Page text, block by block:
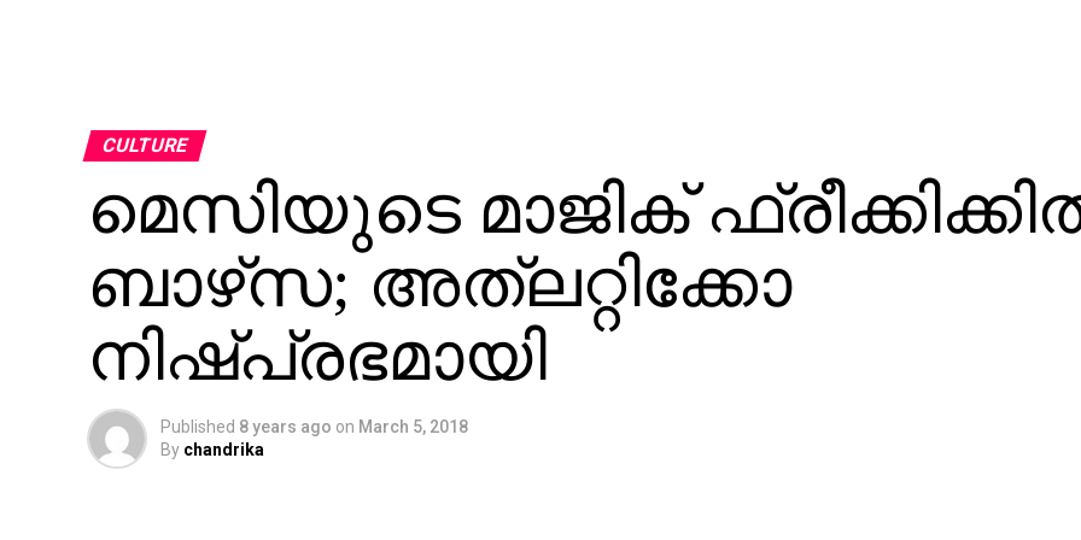
CULTURE
മെസിയുടെ മാജിക്
ബാഴ്‌സ; അത്‌ലറ്റിക്കോ
നിഷ്പ്രഭമായി
Published 8 years ago on March 5, 2018
By chandrika